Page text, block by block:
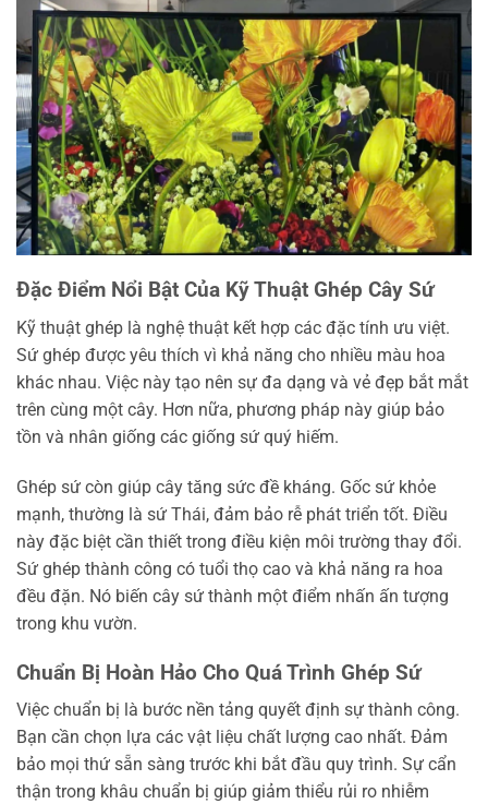
Đặc Điểm Nổi Bật Của Kỹ Thuật Ghép Cây Sứ
Kỹ thuật ghép là nghệ thuật kết hợp các đặc tính ưu việt.
Sứ ghép được yêu thích vì khả năng cho nhiều màu hoa
khác nhau. Việc này tạo nên sự đa dạng và vẻ đẹp bắt mắt
trên cùng một cây. Hơn nữa, phương pháp này giúp bảo
tồn và nhân giống các giống sứ quý hiếm.
Ghép sứ còn giúp cây tăng sức đề kháng. Gốc sứ khỏe
mạnh, thường là sứ Thái, đảm bảo rễ phát triển tốt. Điều
này đặc biệt cần thiết trong điều kiện môi trường thay đổi.
Sứ ghép thành công có tuổi thọ cao và khả năng ra hoa
đều đặn. Nó biến cây sứ thành một điểm nhấn ấn tượng
trong khu vườn.
Chuẩn Bị Hoàn Hảo Cho Quá Trình Ghép Sứ
Việc chuẩn bị là bước nền tảng quyết định sự thành công.
Bạn cần chọn lựa các vật liệu chất lượng cao nhất. Đảm
bảo mọi thứ sẵn sàng trước khi bắt đầu quy trình. Sự cẩn
thận trong khâu chuẩn bị giúp giảm thiểu rủi ro nhiễm